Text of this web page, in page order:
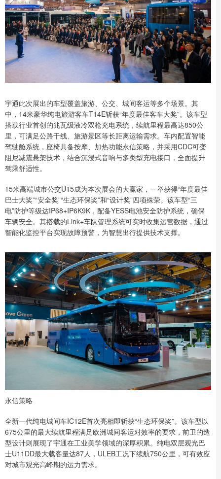
宇通此次展出的车型覆盖旅游、公交、城间客运等多个场景。其
中，14米豪华纯电旅游客车T14E斩获“年度最佳客车大奖”。该车型
搭载行业首创的兆瓦级液冷双枪充电系统，续航里程最高达850公
里，可满足公路干线、旅游景区等长距离运输需求。车内配置智能
驾驶舱系统，座椅具备按摩、加热功能永信策略，并采用CDC可变
阻尼减震悬架技术，结合沉浸式音响与多类型充电接口，全面提升
驾乘舒适性。
15米高端城市公交U15成为本次展会的大赢家，一举获得“年度最佳
巴士大奖”“安全奖”“生态环保奖”和“设计奖”四项殊荣。该车型“三
电”防护等级达IP68+IP6K9K，配备YESS电池安全防护系统，确保
车辆安全。其搭载的Link+车队管理系统可实时收集运营数据，通过
智能化监控平台实现故障预警，为智慧出行提供技术支撑。
永信策略
全新一代纯电城间车IC12E首次亮相即斩获“生态环保奖”。该车型以
675公里的最大续航里程满足欧洲城间客运对效率的要求，前卫的造
型设计则展现了宇通在工业美学领域的深厚积累。纯电双层观光巴
士U11DD最大载客量达87人，ULEB工况下续航750公里，可有效应
对城市观光高峰期的运力需求。